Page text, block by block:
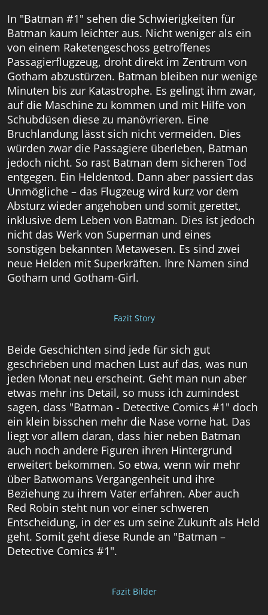
In "Batman #1" sehen die Schwierigkeiten für
Batman kaum leichter aus. Nicht weniger als ein
von einem Raketengeschoss getroffenes
Passagierflugzeug, droht direkt im Zentrum von
Gotham abzustürzen. Batman bleiben nur wenige
Minuten bis zur Katastrophe. Es gelingt ihm zwar,
auf die Maschine zu kommen und mit Hilfe von
Schubdüsen diese zu manövrieren. Eine
Bruchlandung lässt sich nicht vermeiden. Dies
würden zwar die Passagiere überleben, Batman
jedoch nicht. So rast Batman dem sicheren Tod
entgegen. Ein Heldentod. Dann aber passiert das
Unmögliche – das Flugzeug wird kurz vor dem
Absturz wieder angehoben und somit gerettet,
inklusive dem Leben von Batman. Dies ist jedoch
nicht das Werk von Superman und eines
sonstigen bekannten Metawesen. Es sind zwei
neue Helden mit Superkräften. Ihre Namen sind
Gotham und Gotham-Girl.
Fazit Story
Beide Geschichten sind jede für sich gut
geschrieben und machen Lust auf das, was nun
jeden Monat neu erscheint. Geht man nun aber
etwas mehr ins Detail, so muss ich zumindest
sagen, dass "Batman - Detective Comics #1" doch
ein klein bisschen mehr die Nase vorne hat. Das
liegt vor allem daran, dass hier neben Batman
auch noch andere Figuren ihren Hintergrund
erweitert bekommen. So etwa, wenn wir mehr
über Batwomans Vergangenheit und ihre
Beziehung zu ihrem Vater erfahren. Aber auch
Red Robin steht nun vor einer schweren
Entscheidung, in der es um seine Zukunft als Held
geht. Somit geht diese Runde an "Batman –
Detective Comics #1".
Fazit Bilder